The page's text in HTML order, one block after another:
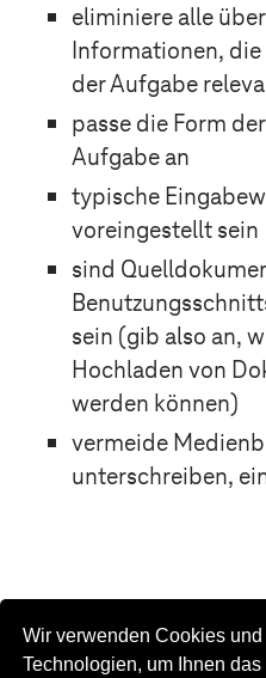
eliminiere alle
Informationen,
der Aufgabe
passe die Form
Aufgabe an
typische
voreingestellt sein
sind
sein (gib also an,
Hochladen von
werden können)
vermeide
unterschreiben,
Wir verwenden Cookies
Technologien, um Ihnen